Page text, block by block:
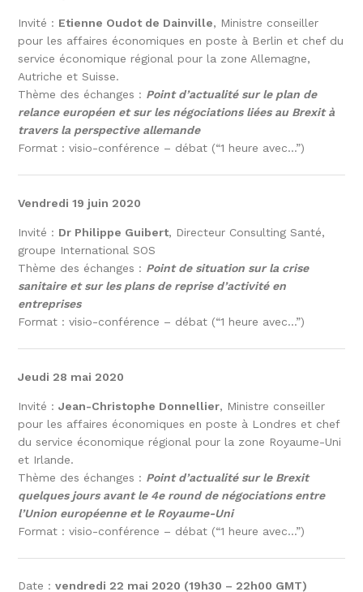
Invité : Etienne Oudot de Dainville, Ministre conseiller
pour les affaires économiques en poste à Berlin et chef du
service économique régional pour la zone Allemagne,
Autriche et Suisse.
Thème des échanges : Point d’actualité sur le plan de
relance européen et sur les négociations liées au Brexit à
travers la perspective allemande
Format : visio-conférence – débat (“1 heure avec…”)
Vendredi 19 juin 2020
Invité : Dr Philippe Guibert, Directeur Consulting Santé,
groupe International SOS
Thème des échanges : Point de situation sur la crise
sanitaire et sur les plans de reprise d’activité en
entreprises
Format : visio-conférence – débat (“1 heure avec…”)
Jeudi 28 mai 2020
Invité :Jean-Christophe Donnellier, Ministre conseiller
pour les affaires économiques en poste à Londres et chef
du service économique régional pour la zone Royaume-Uni
et Irlande.
Thème des échanges : Point d’actualité sur le Brexit
quelques jours avant le 4e round de négociations entre
l’Union européenne et le Royaume-Uni
Format : visio-conférence – débat (“1 heure avec…”)
Date :vendredi 22 mai 2020 (19h30 – 22h00 GMT)